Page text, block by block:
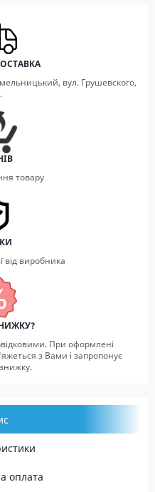
вул. Грушевского,
товару
від виробника
При оформлені
з Вами і запропонує
оплата